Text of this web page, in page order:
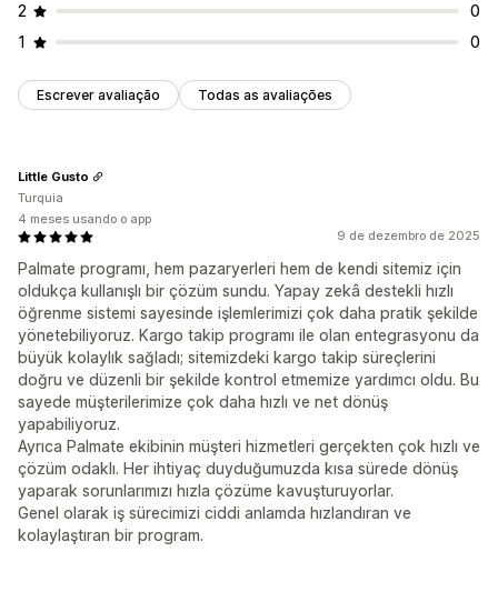
2
0
1
0
Escrever avaliação Todas as avaliações
9 de dezembro de 2025
Palmate programı, hem pazaryerleri hem de kendi sitemiz için
oldukça kullanışlı bir çözüm sundu. Yapay zekâ destekli hızlı
öğrenme sistemi sayesinde işlemlerimizi çok daha pratik şekilde
yönetebiliyoruz. Kargo takip programı ile olan entegrasyonu da
büyük kolaylık sağladı; sitemizdeki kargo takip süreçlerini
doğru ve düzenli bir şekilde kontrol etmemize yardımcı oldu. Bu
sayede müşterilerimize çok daha hızlı ve net dönüş
yapabiliyoruz.
Ayrıca Palmate ekibinin müşteri hizmetleri gerçekten çok hızlı ve
çözüm odaklı. Her ihtiyaç duyduğumuzda kısa sürede dönüş
yaparak sorunlarımızı hızla çözüme kavuşturuyorlar.
Genel olarak iş sürecimizi ciddi anlamda hızlandıran ve
kolaylaştıran bir program.
Little Gusto
Turquia
4 meses usando o app